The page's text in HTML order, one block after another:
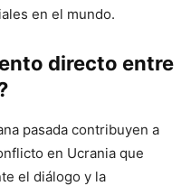
en el mundo.
directo entre
pasada contribuyen a
en Ucrania que
el diálogo y la